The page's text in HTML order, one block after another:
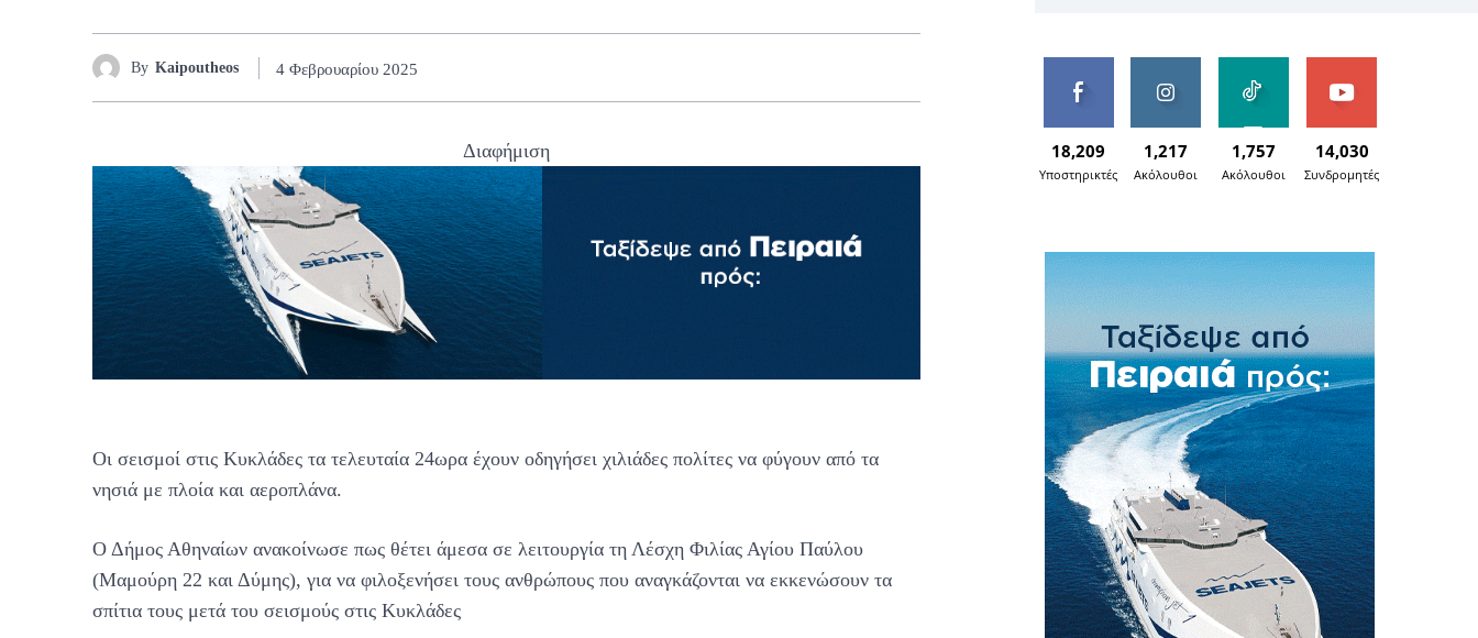
By Kaipoutheos 4 Φεβρουαρίου 2025
Διαφήμιση
Οι σεισμοί στις Κυκλάδες τα τελευταία 24ωρα έχουν οδηγήσει χιλιάδες πολίτες να φύγουν από τα
νησιά με πλοία και αεροπλάνα.
Ο Δήμος Αθηναίων ανακοίνωσε πως θέτει άμεσα σε λειτουργία τη Λέσχη Φιλίας Αγίου Παύλου
(Μαμούρη 22 και Δύμης), για να φιλοξενήσει τους ανθρώπους που αναγκάζονται να εκκενώσουν τα
σπίτια τους μετά του σεισμούς στις Κυκλάδες
18,209
Υποστηρικτές
1,217
Ακόλουθοι
1,757
Ακόλουθοι
14,030
Συνδρομητές